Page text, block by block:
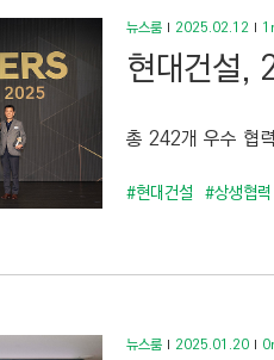
뉴스룸 2025.02.12
현대건설,
총 242개 우수 협
#현대건설 #상생협력
뉴스룸 2025.01.20